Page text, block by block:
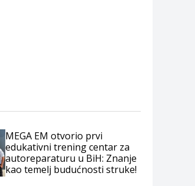
MEGA EM otvorio prvi
edukativni trening centar za
autoreparaturu u BiH: Znanje
kao temelj budućnosti struke!